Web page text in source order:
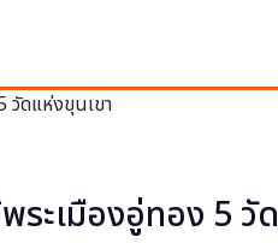
ระเมืองอู่ทอง 5 วั